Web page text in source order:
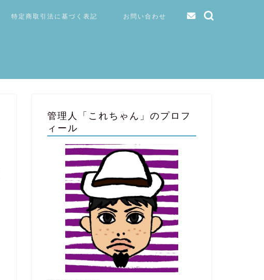
特定商取引法に基づく表記 お問い合わせ
管理人「これちゃん」のプロフ
ィール